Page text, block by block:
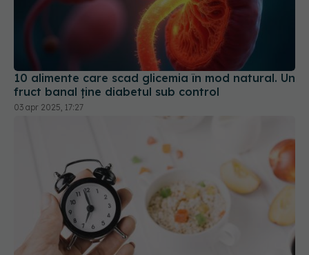
10 alimente care scad glicemia în mod natural. Un
fruct banal ține diabetul sub control
03 apr 2025, 17:27